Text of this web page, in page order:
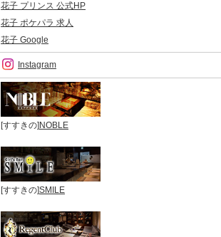
花子 プリンス 公式HP
花子 ポケパラ 求人
花子 Google
Instagram
[すすきの] NOBLE
[すすきの]SMILE